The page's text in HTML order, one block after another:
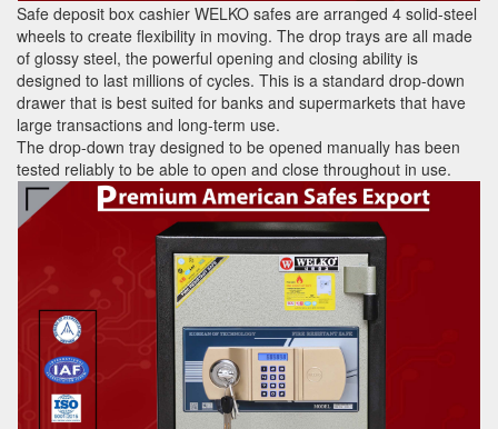
Safe deposit box cashier WELKO safes are arranged 4 solid-steel
wheels to create flexibility in moving. The drop trays are all made
of glossy steel, the powerful opening and closing ability is
designed to last millions of cycles. This is a standard drop-down
drawer that is best suited for banks and supermarkets that have
large transactions and long-term use.
The drop-down tray designed to be opened manually has been
tested reliably to be able to open and close throughout in use.